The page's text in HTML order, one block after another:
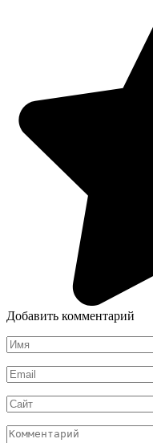
Добавить комментарий
Имя
*
Email
*
Сайт
Комментарий